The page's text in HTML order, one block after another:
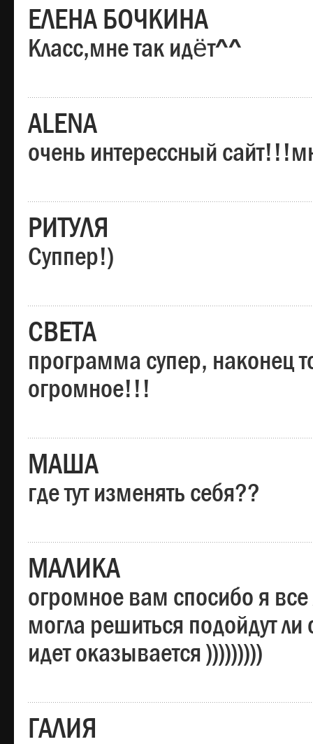
ЕЛЕНА БОЧКИНА
Класс,мне так идёт^^
ALENA
очень интерессный
РИТУЛЯ
Суппер!)
СВЕТА
программа супер, наконец
огромное!!!
МАША
где тут изменять себя??
МАЛИКА
огромное вам спосибо я
могла решиться подойдут ли
идет оказывается )))))))))
ГАЛИЯ